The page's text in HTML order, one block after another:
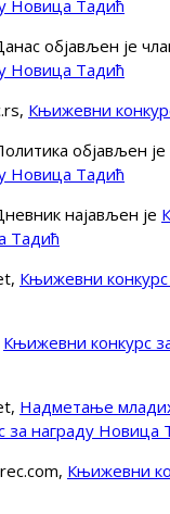
Новица Тадић
објављен је
Новица Тадић
Књижевни
објављен је
Новица Тадић
најављен је
Тадић
Књижевни
Књижевни конкурс
Надметање
за награду Новица
Књижевни